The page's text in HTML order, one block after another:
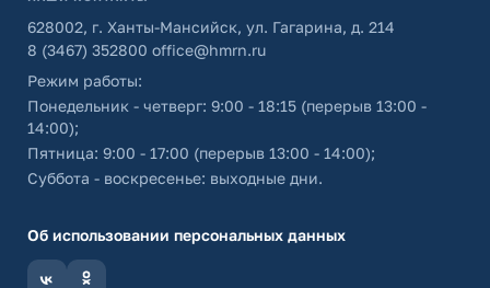
628002, г. Ханты-Мансийск, ул. Гагарина, д. 214
8 (3467) 352800 office@hmrn.ru
Режим работы:
Понедельник - четверг: 9:00 - 18:15 (перерыв 13:00 -
14:00);
Пятница: 9:00 - 17:00 (перерыв 13:00 - 14:00);
Суббота - воскресенье: выходные дни.
Об использовании персональных данных